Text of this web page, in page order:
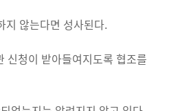
지 않는다면 성사된다.
신청이 받아들여지도록 협조를